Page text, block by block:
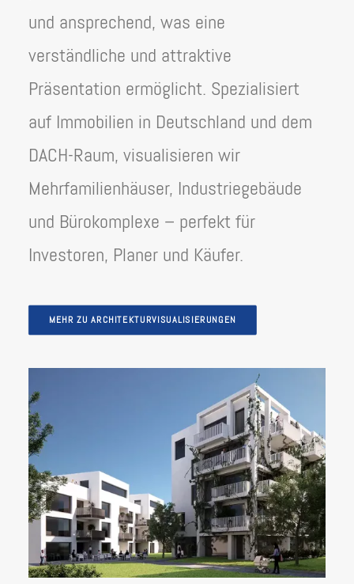
und ansprechend, was eine
verständliche und attraktive
Präsentation ermöglicht. Spezialisiert
auf Immobilien in Deutschland und dem
DACH-Raum, visualisieren wir
Mehrfamilienhäuser, Industriegebäude
und Bürokomplexe – perfekt für
Investoren, Planer und Käufer.
MEHR ZU ARCHITEKTURVISUALISIERUNGEN